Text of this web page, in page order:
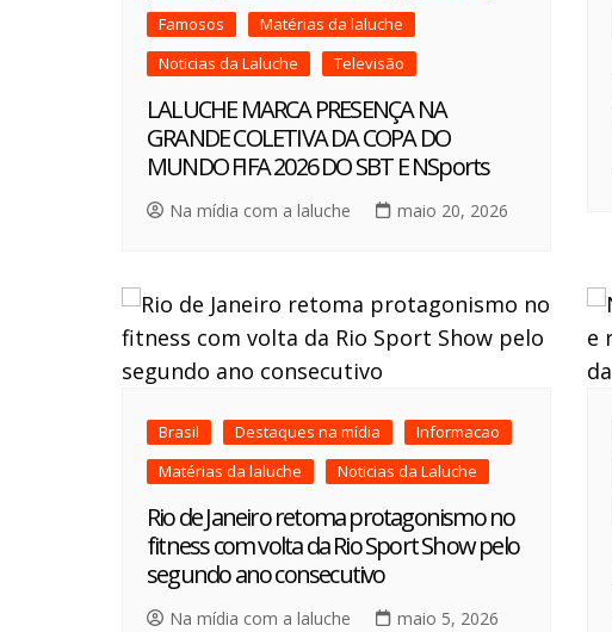
Famosos
Matérias da laluche
Noticias da Laluche
Televisão
LALUCHE MARCA PRESENÇA NA
GRANDE COLETIVA DA COPA DO
MUNDO FIFA 2026 DO SBT E NSports
Na mídia com a laluche maio 20, 2026
Brasil Destaques na mídia
Informacao
Matérias da laluche
Noticias da Laluche
Rio de Janeiro retoma protagonismo no
fitness com volta da Rio Sport Show pelo
segundo ano consecutivo
Na mídia com a laluche maio 5, 2026